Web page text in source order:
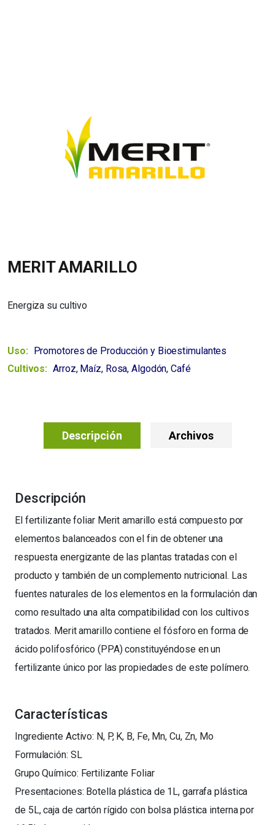
MERIT AMARILLO
Energiza su cultivo
Uso:
Promotores de Producción y Bioestimulantes
Cultivos: Arroz, Maíz, Rosa, Algodón, Café
Descripción Archivos
Descripción
El fertilizante foliar Merit amarillo está compuesto por
elementos balanceados con el fin de obtener una
respuesta energizante de las plantas tratadas con el
producto y también de un complemento nutricional. Las
fuentes naturales de los elementos en la formulación dan
como resultado una alta compatibilidad con los cultivos
tratados. Merit amarillo contiene el fósforo en forma de
ácido polifosfórico (PPA) constituyéndose en un
fertilizante único por las propiedades de este polímero.
Características
Ingrediente Activo: N, P, K, B, Fe, Mn, Cu, Zn, Mo
Formulación: SL
Grupo Químico: Fertilizante Foliar
Presentaciones: Botella plástica de 1L, garrafa plástica
de 5L, caja de cartón rígido con bolsa plástica interna por